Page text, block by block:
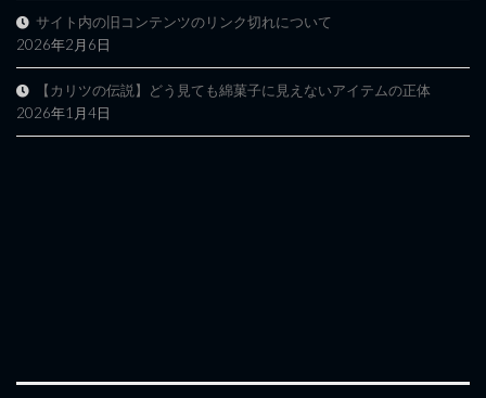
サイト内の旧コンテンツのリンク切れについて
2026年2月6日
【カリツの伝説】どう見ても綿菓子に見えないアイテムの正体
2026年1月4日